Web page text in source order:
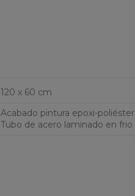
120 x 60 cm
Acabado pintura epoxi-poliéster
Tubo de acero laminado en frio